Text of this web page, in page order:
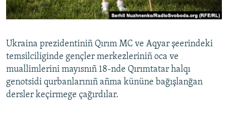
QOŞULIÑIZ!
RFE/RS bütün saytları
Ukraina prezidentiniñ Qırım MC ve Aqyar şeerindeki
temsilciliginde gençler merkezleriniñ oca ve
muallimlerini mayısnıñ 18-nde Qırımtatar halqı
genotsidi qurbanlarınıñ añma kününe bağışlanğan
dersler keçirmege çağırdılar.